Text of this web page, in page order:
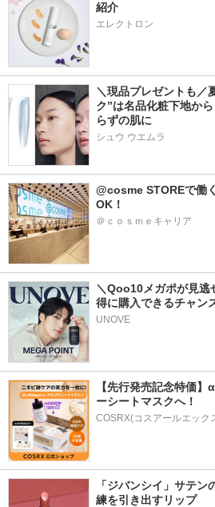
紹介
エレクトロン
＼現品プレゼントも／
ク”は名品化粧下地か
らずの肌に
シュウ ウエムラ
@cosme STOREで働
OK！
＠ｃｏｓｍｅキャリア
＼Qoo10メガポが見逃
得に購入できるチャン
UNOVE
【先行発売記念特価
ーシートマスクへ！
COSRX(コスアールエック
「ジバンシイ」サテ
練を引き出すリップ